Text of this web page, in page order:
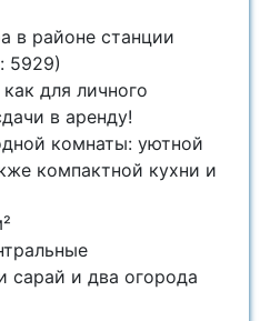
в районе станции
5929)
для личного
в аренду!
комнаты: уютной
компактной кухни и
сарай и два огорода